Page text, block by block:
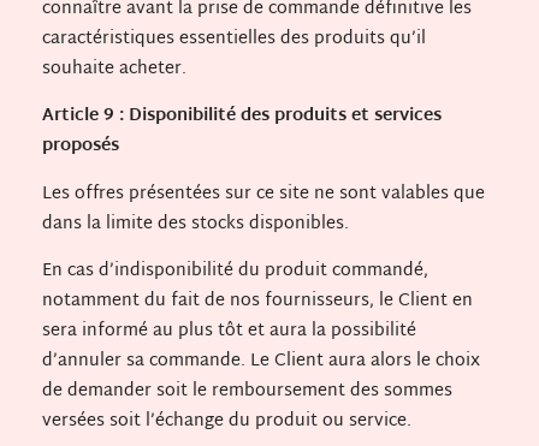
connaître avant la prise de commande définitive les
caractéristiques essentielles des produits qu’il
souhaite acheter.
Article 9 : Disponibilité des produits et services
proposés
Les offres présentées sur ce site ne sont valables que
dans la limite des stocks disponibles.
En cas d’indisponibilité du produit commandé,
notamment du fait de nos fournisseurs, le Client en
sera informé au plus tôt et aura la possibilité
d’annuler sa commande. Le Client aura alors le choix
de demander soit le remboursement des sommes
versées soit l’échange du produit ou service.